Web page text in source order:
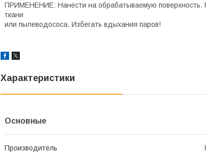
ПРИМЕНЕНИЕ: Нанести на обрабатываемую поверхность.
ткани
или пылеводососа. Избегать вдыхания паров!
Характеристики
Основные
Производитель